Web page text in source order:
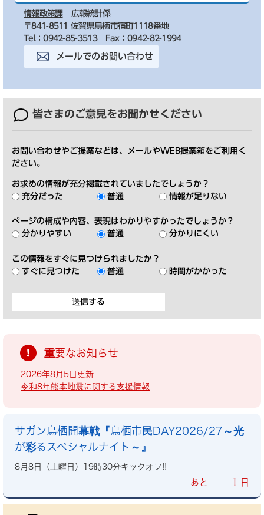
情報政策課
広報統計係
〒841-8511 佐賀県鳥栖市宿町1118番地
Tel：0942-85-3513
Fax：0942-82-1994
メールでのお問い合わせ
皆さまのご意見をお聞かせください
お問い合わせやご提案などは、メールやWEB提案箱をご利用く
ださい。
お求めの情報が充分掲載されていましたでしょうか？
充分だった
普通 情報が足りない
ページの構成や内容、表現はわかりやすかったでしょうか？
分かりやすい
普通 分かりにくい
この情報をすぐに見つけられましたか？
すぐに見つけた
普通 時間がかかった
重要なお知らせ
2026年8月5日更新
令和8年熊本地震に関する支援情報
サガン鳥栖開幕戦『鳥栖市民DAY2026/27～光
が彩るスペシャルナイト～』
8月8日（土曜日）19時30分キックオフ!!
あと 1 日